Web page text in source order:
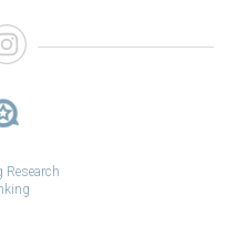
Research